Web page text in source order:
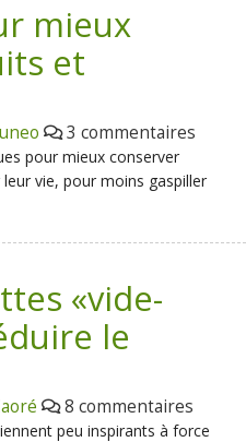
mieux
et
3 commentaires
pour mieux conserver
vie, pour moins gaspiller
«vide-
le
8 commentaires
peu inspirants à force